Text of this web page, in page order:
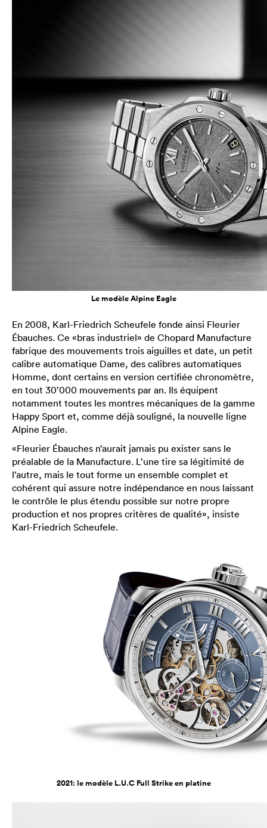
Le modèle Alpine Eagle
En 2008, Karl-Friedrich Scheufele fonde ainsi Fleurier
Ébauches. Ce «bras industriel» de Chopard Manufacture
fabrique des mouvements trois aiguilles et date, un petit
calibre automatique Dame, des calibres automatiques
Homme, dont certains en version certifiée chronomètre,
en tout 30’000 mouvements par an. Ils équipent
notamment toutes les montres mécaniques de la gamme
Happy Sport et, comme déjà souligné, la nouvelle ligne
Alpine Eagle.
«Fleurier Ébauches n’aurait jamais pu exister sans le
préalable de la Manufacture. L’une tire sa légitimité de
l’autre, mais le tout forme un ensemble complet et
cohérent qui assure notre indépendance en nous laissant
le contrôle le plus étendu possible sur notre propre
production et nos propres critères de qualité», insiste
Karl-Friedrich Scheufele.
2021: le modèle L.U.C Full Strike en platine